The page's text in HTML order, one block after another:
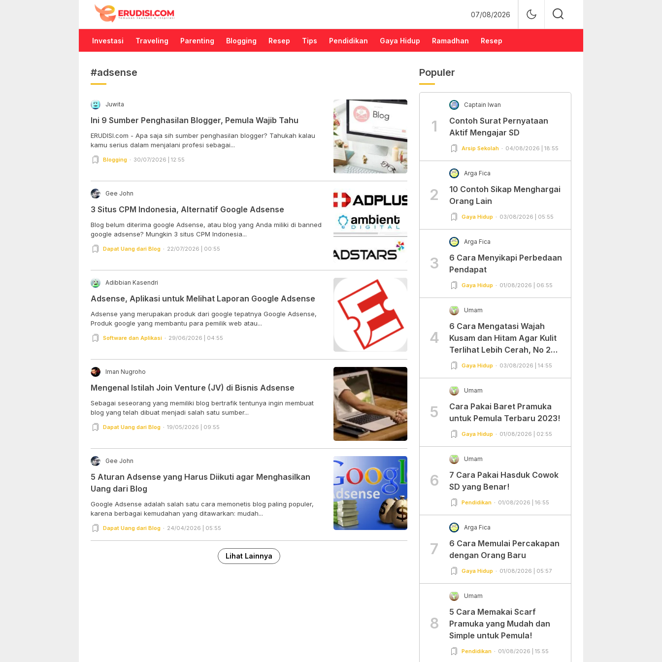
Erudisi
Temukan Jawaban dan Inspirasi
07/08/2026
Investasi Traveling Parenting Blogging Resep Tips Pendidikan Gaya Hidup Ramadhan Resep
#adsense
Juwita
Ini 9 Sumber Penghasilan Blogger, Pemula Wajib Tahu
ERUDISI.com - Apa saja sih sumber penghasilan blogger? Tahukah kalau
kamu serius dalam menjalani profesi sebagai...
Blogging 30/07/2026 | 12:55
Gee John
3 Situs CPM Indonesia, Alternatif Google Adsense
Blog belum diterima google Adsense, atau blog yang Anda miliki di banned
google adsense? Mungkin 3 situs CPM Indonesia...
Dapat Uang dari Blog 22/07/2026 | 00:55
Adibbian Kasendri
Adsense, Aplikasi untuk Melihat Laporan Google Adsense
Adsense yang merupakan produk dari google tepatnya Google Adsense,
Produk google yang membantu para pemilik web atau...
Software dan Aplikasi 29/06/2026 | 04:55
Iman Nugroho
Mengenal Istilah Join Venture (JV) di Bisnis Adsense
Sebagai seseorang yang memiliki blog bertrafik tentunya ingin membuat
blog yang telah dibuat menjadi salah satu sumber...
Dapat Uang dari Blog 19/05/2026 | 09:55
Gee John
5 Aturan Adsense yang Harus Diikuti agar Menghasilkan
Uang dari Blog
Google Adsense adalah salah satu cara memonetis blog paling populer,
karena berbagai kemudahan yang ditawarkan: mudah...
Dapat Uang dari Blog 24/04/2026 | 05:55
Lihat Lainnya
Populer
1
Captain Iwan
Contoh Surat Pernyataan
Aktif Mengajar SD
Arsip Sekolah 04/08/2026 | 18:55
2
Arga Fica
10 Contoh Sikap Menghargai
Orang Lain
Gaya Hidup 03/08/2026 | 05:55
3
Arga Fica
6 Cara Menyikapi Perbedaan
Pendapat
Gaya Hidup 01/08/2026 | 06:55
4
Umam
6 Cara Mengatasi Wajah
Kusam dan Hitam Agar Kulit
Terlihat Lebih Cerah, No 2
Gampang Banget dan Mudah
Gaya Hidup 03/08/2026 | 14:55
5
Umam
Cara Pakai Baret Pramuka
untuk Pemula Terbaru 2023!
Gaya Hidup 01/08/2026 | 02:55
6
Umam
7 Cara Pakai Hasduk Cowok
SD yang Benar!
Pendidikan 01/08/2026 | 16:55
7
Arga Fica
6 Cara Memulai Percakapan
dengan Orang Baru
Gaya Hidup 01/08/2026 | 05:57
8
Umam
5 Cara Memakai Scarf
Pramuka yang Mudah dan
Simple untuk Pemula!
Pendidikan 01/08/2026 | 15:55